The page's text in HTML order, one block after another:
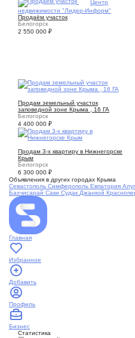
Центр
недвижимости "Лидер-Информ"
Продаём участок
Белогорск
2 550 000 ₽
Продам земельный участок
заповедной зоне Крыма , 16 ГА
Белогорск
4 400 000 ₽
Продам 3-х квартиру в Нижнегорске
Крым
Белогорск
6 300 000 ₽
Объявления в других городах Крыма
Севастополь Симферополь Евпатория
Бахчисарай Саки Судак Джанкой
Главная
Избранное
Добавить
Профиль
Бизнес
Статистика